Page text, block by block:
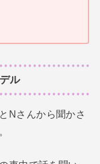
ル
Nさんから聞かさ